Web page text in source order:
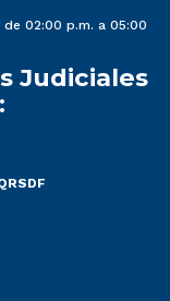
de 02:00 p.m. a 05:00
Judiciales